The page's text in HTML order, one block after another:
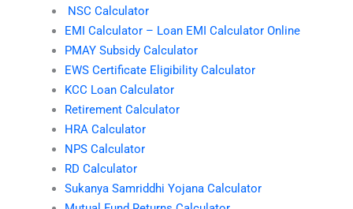
NSC Calculator
EMI Calculator – Loan EMI Calculator Online
PMAY Subsidy Calculator
EWS Certificate Eligibility Calculator
KCC Loan Calculator
Retirement Calculator
HRA Calculator
NPS Calculator
RD Calculator
Sukanya Samriddhi Yojana Calculator